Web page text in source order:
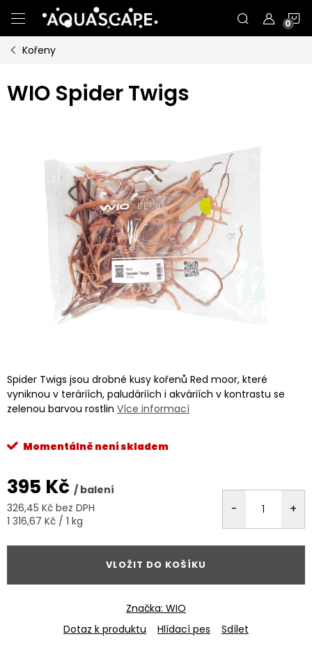
na
obsah
Kořeny
WIO Spider Twigs
Spider Twigs jsou drobné kusy kořenů Red moor, které
vyniknou v teráriích, paludáriích i akváriích v kontrastu se
zelenou barvou rostlin Více informací
Momentálně není skladem
395 Kč / balení
326,45 Kč bez DPH
Měrná
1 316,67 Kč / 1 kg
VLOŽIT DO KOŠÍKU
Značka: WIO
Dotaz k produktu
Hlídací pes Sdílet